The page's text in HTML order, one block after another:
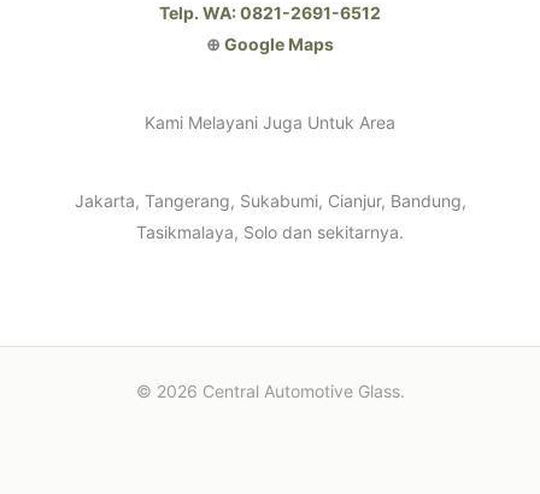
Telp. WA: 0821-2691-6512
⊕ Google Maps
Kami Melayani Juga Untuk Area
Jakarta, Tangerang, Sukabumi, Cianjur, Bandung,
Tasikmalaya, Solo dan sekitarnya.
© 2026 Central Automotive Glass.